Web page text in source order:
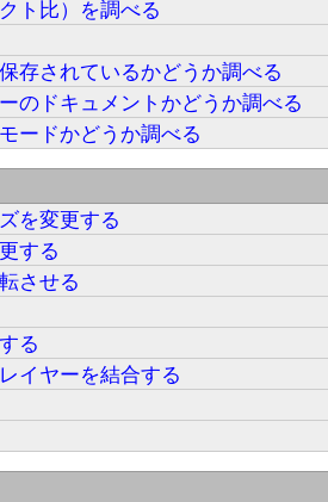
ト比）を調べる
存されているかどうか調べる
のドキュメントかどうか調べる
ードかどうか調べる
を変更する
する
させる
る
イヤーを結合する